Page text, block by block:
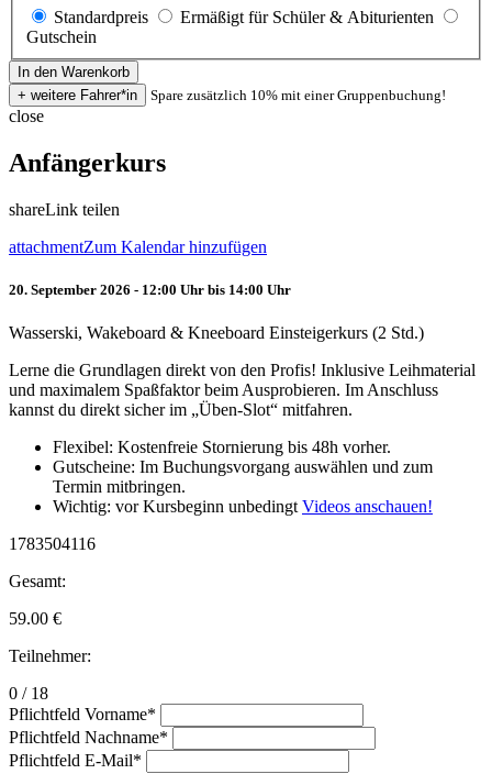
Standardpreis
Ermäßigt für Schüler & Abiturienten
Gutschein
Spare zusätzlich 10% mit einer Gruppenbuchung!
close
Anfängerkurs
shareLink teilen
attachmentZum Kalendar hinzufügen
20. September 2026 - 12:00 Uhr bis 14:00 Uhr
Wasserski, Wakeboard & Kneeboard Einsteigerkurs (2 Std.)
Lerne die Grundlagen direkt von den Profis! Inklusive Leihmaterial
und maximalem Spaßfaktor beim Ausprobieren. Im Anschluss
kannst du direkt sicher im „Üben-Slot“ mitfahren.
Flexibel: Kostenfreie Stornierung bis 48h vorher.
Gutscheine: Im Buchungsvorgang auswählen und zum
Termin mitbringen.
Wichtig: vor Kursbeginn unbedingt Videos anschauen!
1783504116
Gesamt:
59.00 €
Teilnehmer:
0 / 18
Pflichtfeld Vorname*
Pflichtfeld Nachname*
Pflichtfeld E-Mail*